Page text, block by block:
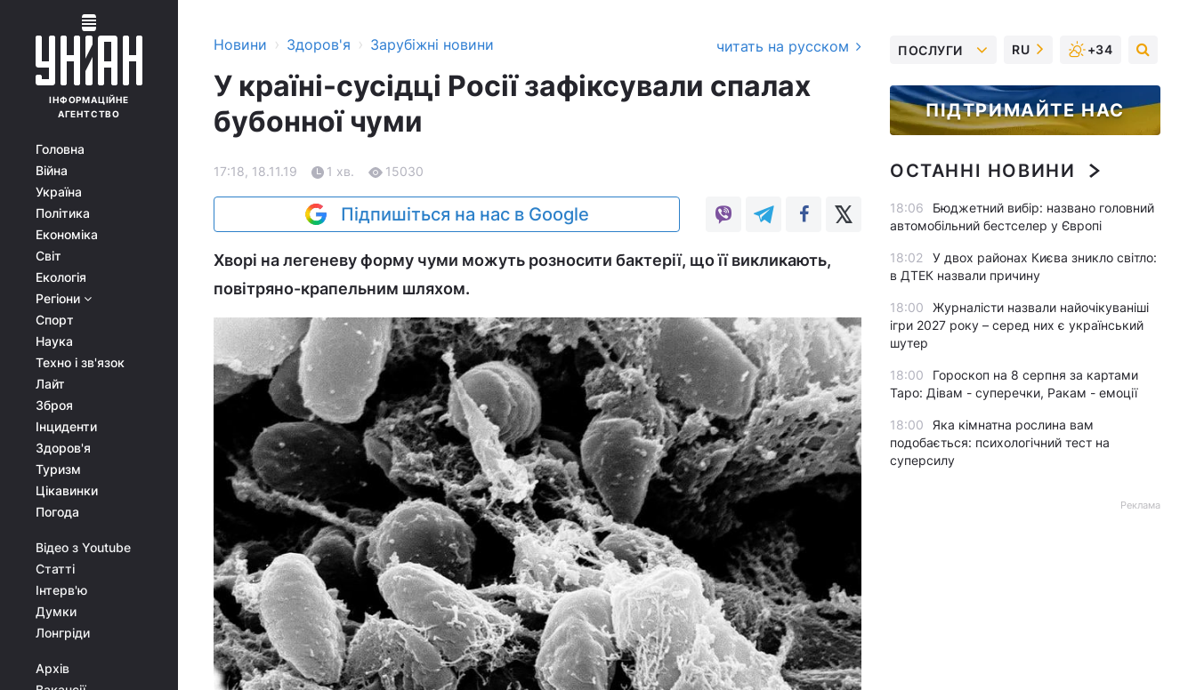
ІНФОРМАЦІЙНЕ
АГЕНТСТВО
Головна
Війна
Україна
Політика
Економіка
Світ
Екологія
Регіони
Спорт
Наука
Техно і зв'язок
Лайт
Зброя
Інциденти
Здоров'я
Туризм
Цікавинки
Погода
Відео з Youtube
Статті
Інтерв'ю
Думки
Лонгріди
Архів
Новини › Здоров'я › Зарубіжні новини читать на русском
У країні-сусідці Росії зафіксували спалах
бубонної чуми
17:18, 18.11.19 1 хв. 15030
Підпишіться на нас в Google
Хворі на легеневу форму чуми можуть розносити бактерії, що її викликають,
повітряно-крапельним шляхом.
ПОСЛУГИ RU +34
ПІДТРИМАЙТЕ НАС
ОСТАННІ НОВИНИ
18:06
Бюджетний вибір: названо головний
автомобільний бестселер у Європі
18:02
У двох районах Києва зникло світло:
в ДТЕК назвали причину
18:00
Журналісти назвали найочікуваніші
ігри 2027 року – серед них є український
шутер
18:00
Гороскоп на 8 серпня за картами
Таро: Дівам - суперечки, Ракам - емоції
18:00
Яка кімнатна рослина вам
подобається: психологічний тест на
суперсилу
Реклама